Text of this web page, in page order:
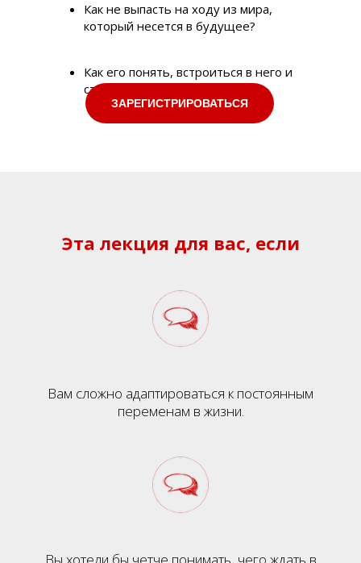
Как не выпасть на ходу из мира,
который несется в будущее?
Как его понять, встроиться в него и
стать в нем своим?
ЗАРЕГИСТРИРОВАТЬСЯ
Эта лекция для вас, если
Вам сложно адаптироваться к постоянным
переменам в жизни.